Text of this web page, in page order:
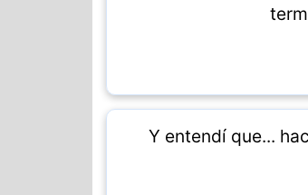
Y entendí que...